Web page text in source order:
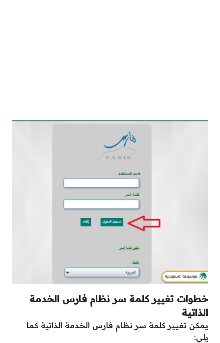
خطوات تغيير كلمة سر نظام فارس الخدمة
الذاتية
يمكن تغيير كلمة سر نظام فارس الخدمة الذاتية كما
يلي: